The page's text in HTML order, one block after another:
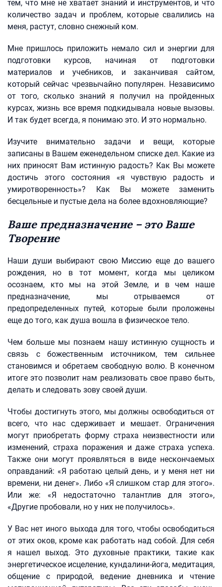
тем, что мне не хватает знаний и инструментов, и что
количество задач и проблем, которые свалились на
меня, растут, словно снежный ком.
Мне пришлось приложить немало сил и энергии для
подготовки курсов, начиная от подготовки
материалов и учебников, и заканчивая сайтом,
который сейчас чрезвычайно популярен. Независимо
от того, сколько знаний я получил на пройденных
курсах, жизнь все время подкидывала новые вызовы.
И так будет всегда, я понимаю это. И это нормально.
Изучите внимательно задачи и вещи, которые
записаны в Вашем еженедельном списке дел. Какие из
них приносят Вам истинную радость? Как Вы можете
достичь этого состояния «я чувствую радость и
умиротворенность»? Как Вы можете заменить
бесцельные и пустые дела на более вдохновляющие?
Ваше предназначение – это Ваше
Творение
Наши души выбирают свою Миссию еще до вашего
рождения, но в тот момент, когда мы целиком
осознаем, кто мы на этой Земле, и в чем наше
предназначение, мы отрываемся от
предопределенных путей, которые были проложены
еще до того, как душа вошла в физическое тело.
Чем больше мы познаем нашу истинную сущность и
связь с божественным источником, тем сильнее
становимся и обретаем свободную волю. В конечном
итоге это позволит нам реализовать свое право быть,
делать и следовать зову своей души.
Чтобы достигнуть этого, мы должны освободиться от
всего, что нас сдерживает и мешает. Ограничения
могут приобретать форму страха неизвестности или
изменений, страха поражения и даже страха успеха.
Также они могут проявляться в виде нескончаемых
оправданий: «Я работаю целый день, и у меня нет ни
времени, ни денег». Либо «Я слишком стар для этого».
Или же: «Я недостаточно талантлив для этого»,
«Другие пробовали, но у них не получилось».
У Вас нет иного выхода для того, чтобы освободиться
от этих оков, кроме как работать над собой. Для себя
я нашел выход. Это духовные практики, такие как
энергетическое исцеление, кундалини-йога, медитация,
общение с природой, ведение дневника и чтение